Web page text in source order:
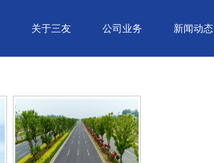
关于三友 公司业务 新闻动态